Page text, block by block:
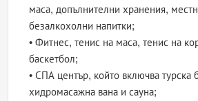
маса, допълнителни хранения,
безалкохолни напитки;
• Фитнес, тенис на маса, тенис на
баскетбол;
• СПА център, който включва турска
хидромасажна вана и сауна;